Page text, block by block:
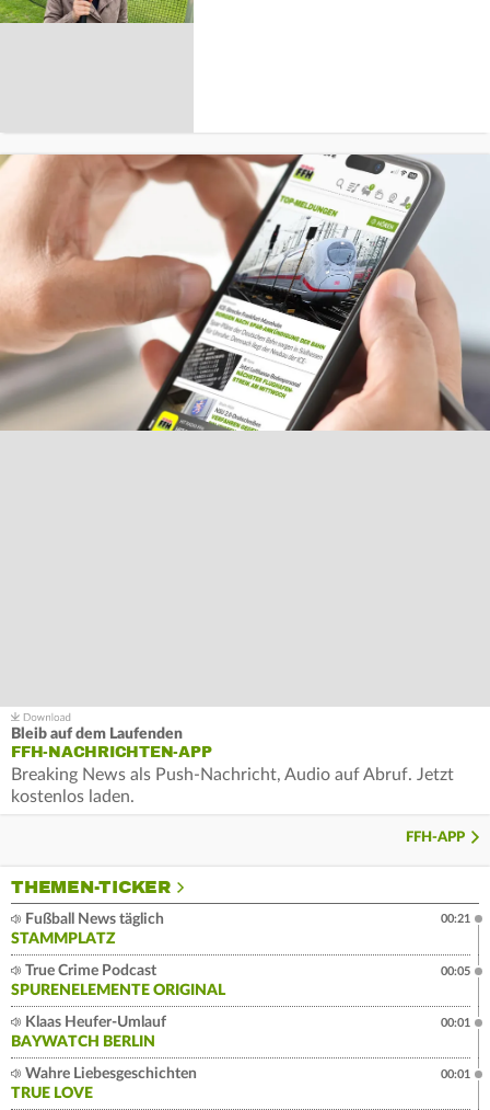
Bleib auf dem Laufenden
FFH-NACHRICHTEN-APP
Breaking News als Push-Nachricht, Audio auf Abruf. Jetzt
kostenlos laden.
FFH-APP
THEMEN-TICKER
Fußball News täglich
STAMMPLATZ
00:21
True Crime Podcast
SPURENELEMENTE ORIGINAL
00:05
Klaas Heufer-Umlauf
BAYWATCH BERLIN
00:01
Wahre Liebesgeschichten
TRUE LOVE
00:01